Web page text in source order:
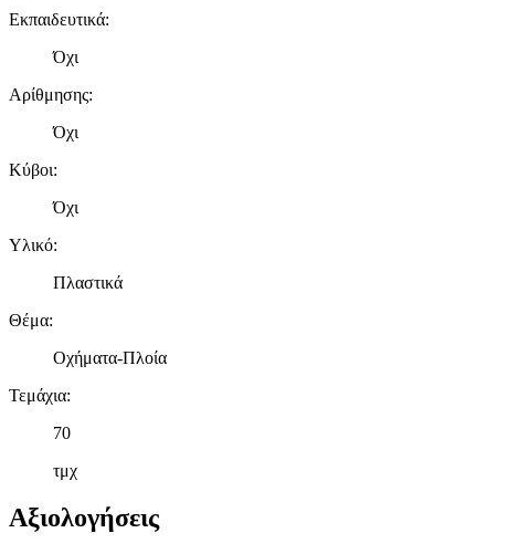
Εκπαιδευτικά:
Όχι
Αρίθμησης:
Όχι
Κύβοι:
Όχι
Υλικό:
Πλαστικά
Θέμα:
Οχήματα-Πλοία
Τεμάχια:
70
τμχ
Αξιολογήσεις